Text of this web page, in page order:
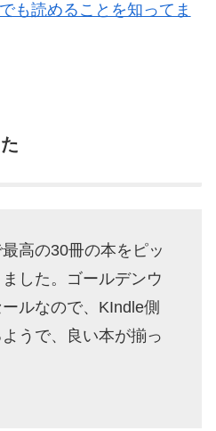
も読めることを知ってま
高の30冊の本をピッ
した。ゴールデンウ
ルなので、KIndle側
うで、良い本が揃っ